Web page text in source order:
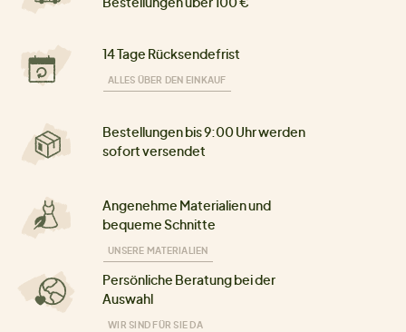
14 Tage Rücksendefrist
ALLES ÜBER DEN EINKAUF
Bestellungen bis 9:00 Uhr werden
sofort versendet
Angenehme Materialien und
bequeme Schnitte
UNSERE MATERIALIEN
Persönliche Beratung bei der
Auswahl
WIR SIND FÜR SIE DA